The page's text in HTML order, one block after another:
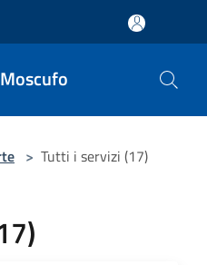
> Tutti i servizi (17)